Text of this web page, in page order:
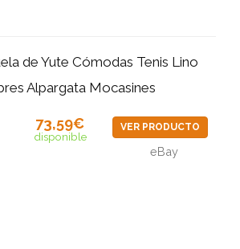
de Yute Cómodas Tenis Lino
Alpargata Mocasines
73,59€
disponible
VER PRODUCTO
eBay